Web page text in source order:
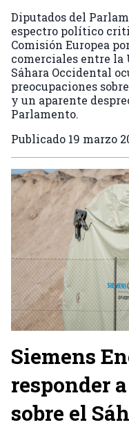
Diputados del
espectro político
Comisión Europea
comerciales entre la
Sáhara Occidental
preocupaciones
y un aparente
Parlamento.
Publicado 19 marzo
Siemens
responder
sobre el